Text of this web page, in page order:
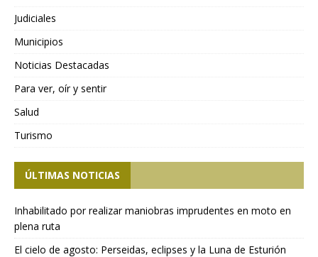
Judiciales
Municipios
Noticias Destacadas
Para ver, oír y sentir
Salud
Turismo
ÚLTIMAS NOTICIAS
Inhabilitado por realizar maniobras imprudentes en moto en
plena ruta
El cielo de agosto: Perseidas, eclipses y la Luna de Esturión